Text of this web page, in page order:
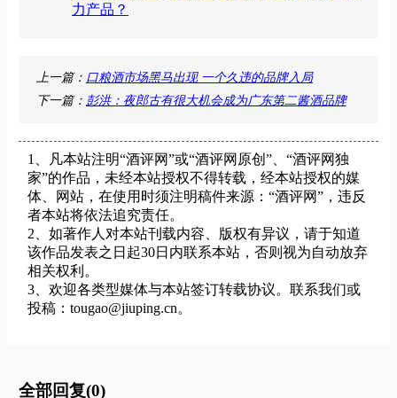
力产品？
上一篇： 口粮酒市场黑马出现 一个久违的品牌入局
下一篇： 彭洪：夜郎古有很大机会成为广东第二酱酒品牌
1、凡本站注明“酒评网”或“酒评网原创”、“酒评网独
家”的作品，未经本站授权不得转载，经本站授权的媒
体、网站，在使用时须注明稿件来源：“酒评网”，违反
者本站将依法追究责任。
2、如著作人对本站刊载内容、版权有异议，请于知道
该作品发表之日起30日内联系本站，否则视为自动放弃
相关权利。
3、欢迎各类型媒体与本站签订转载协议。联系我们或
投稿：tougao@jiuping.cn。
全部回复(0)